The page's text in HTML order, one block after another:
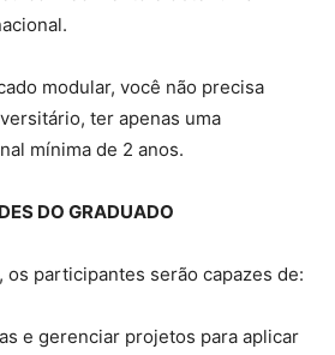
modular, você não precisa
ter apenas uma
mínima de 2 anos.
DO GRADUADO
os participantes serão capazes de:
e gerenciar projetos para aplicar